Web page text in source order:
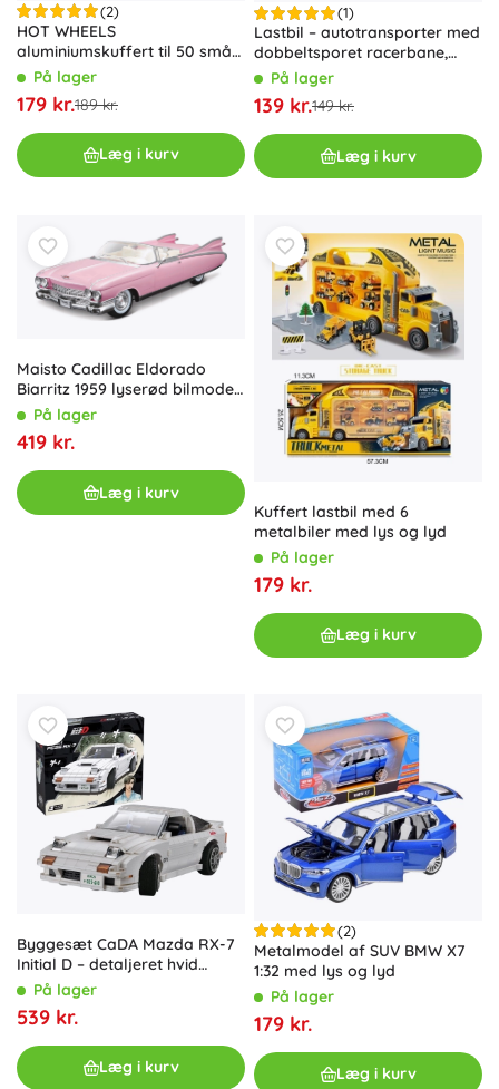
(2)
HOT WHEELS
aluminiumskuffert til 50 små
bilerPå lager
179 kr.189 kr.
Læg i kurv
(1)
Lastbil – autotransporter med
dobbeltsporet racerbane,
orange
På lager
139 kr.149 kr.
Læg i kurv
Maisto Cadillac Eldorado
Biarritz 1959 lyserød bilmodel
1:18På lager
419 kr.
Læg i kurv
Kuffert lastbil med 6
metalbiler med lys og lyd
På lager
179 kr.
Læg i kurv
Byggesæt CaDA Mazda RX-7
Initial D – detaljeret hvid
sportsvogn med 1552 klodser
På lager
539 kr.
Læg i kurv
(2)
Metalmodel af SUV BMW X7
1:32 med lys og lyd
På lager
179 kr.
Læg i kurv